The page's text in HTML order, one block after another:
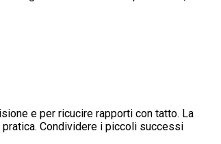
e per ricucire rapporti con tatto. La
Condividere i piccoli successi